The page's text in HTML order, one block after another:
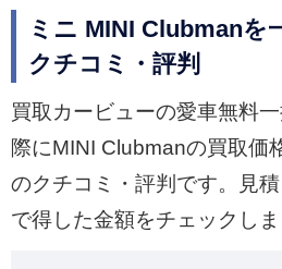
ミニ MINI Clubmanを
クチコミ・評判
買取カービューの愛車無料
際にMINI Clubmanの買取価
のクチコミ・評判です。見
で得した金額をチェックしま